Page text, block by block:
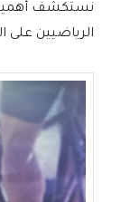
نستكشف أهمية
الرياضيين على